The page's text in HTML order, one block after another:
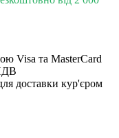
Visa та MasterCard
доставки кур'єром